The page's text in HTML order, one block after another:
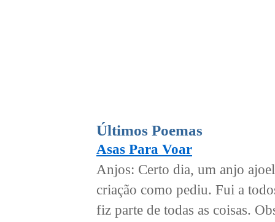
Últimos Poemas
Asas Para Voar
Anjos: Certo dia, um anjo
criação como pediu. Fui a
fiz parte de todas as coisas.